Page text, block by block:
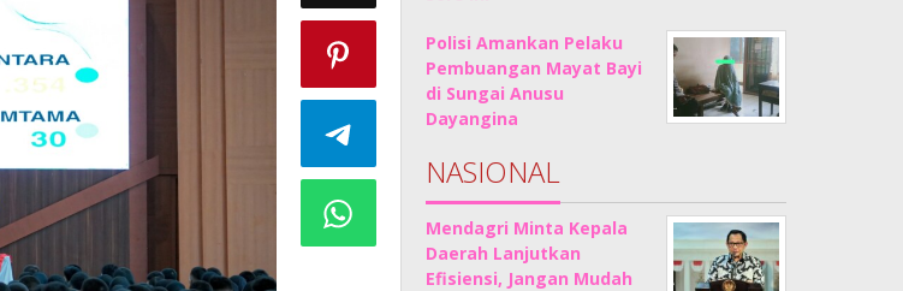
Polisi Amankan Pelaku
Pembuangan Mayat Bayi
di Sungai Anusu
Dayangina
NASIONAL
Mendagri Minta Kepala
Daerah Lanjutkan
Efisiensi, Jangan Mudah